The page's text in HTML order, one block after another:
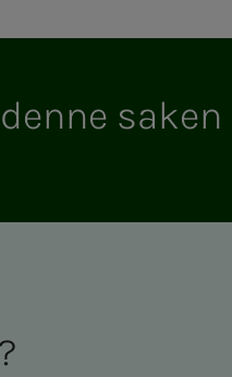
sa­­­ken